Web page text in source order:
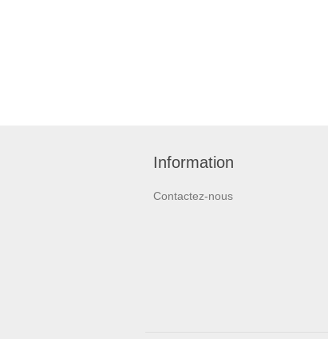
Information
Contactez-nous